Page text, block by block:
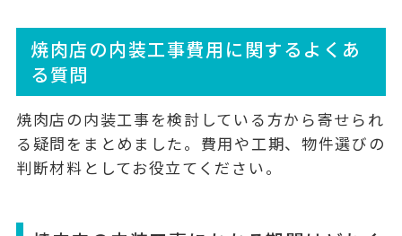
焼肉店の内装工事費用に関するよくあ
る質問
焼肉店の内装工事を検討している方から寄せられ
る疑問をまとめました。費用や工期、物件選びの
判断材料としてお役立てください。